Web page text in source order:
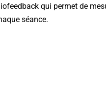
qui permet de
séance.